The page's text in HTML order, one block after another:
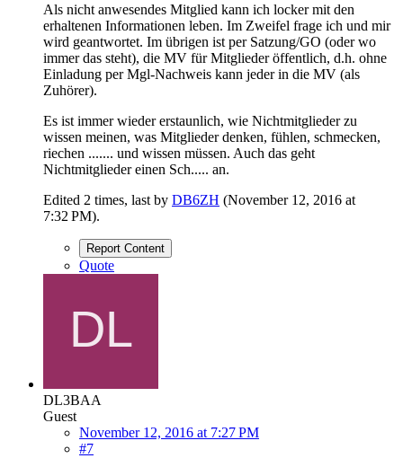
Als nicht anwesendes Mitglied kann ich locker mit den
erhaltenen Informationen leben. Im Zweifel frage ich und mir
wird geantwortet. Im übrigen ist per Satzung/GO (oder wo
immer das steht), die MV für Mitglieder öffentlich, d.h. ohne
Einladung per Mgl-Nachweis kann jeder in die MV (als
Zuhörer).
Es ist immer wieder erstaunlich, wie Nichtmitglieder zu
wissen meinen, was Mitglieder denken, fühlen, schmecken,
riechen ....... und wissen müssen. Auch das geht
Nichtmitglieder einen Sch..... an.
Edited 2 times, last by DB6ZH (November 12, 2016 at
7:32 PM).
Report Content
Quote
DL3BAA
Guest
November 12, 2016 at 7:27 PM
#7